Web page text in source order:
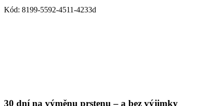
Kód: 8199-5592-4511-4233d
30 dní na výměnu prstenu – a bez výjimky